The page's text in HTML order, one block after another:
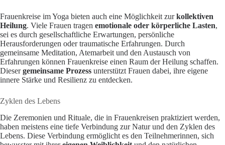
Frauenkreise im Yoga bieten auch eine Möglichkeit zurkollektiven
Heilung. Viele Frauen tragen emotionale oder körperliche Lasten,
sei es durch gesellschaftliche Erwartungen, persönliche
Herausforderungen oder traumatische Erfahrungen. Durch
gemeinsame Meditation, Atemarbeit und den Austausch von
Erfahrungen können Frauenkreise einen Raum der Heilung schaffen.
Diesergemeinsame Prozess unterstützt Frauen dabei, ihre eigene
innere Stärke und Resilienz zu entdecken.
Zyklen des Lebens
Die Zeremonien und Rituale, die in Frauenkreisen praktiziert werden,
haben meistens eine tiefe Verbindung zur Natur und den Zyklen des
Lebens. Diese Verbindung ermöglicht es den Teilnehmerinnen, sich